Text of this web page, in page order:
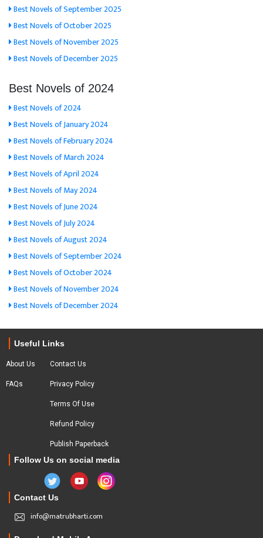
Best Novels of September 2025
Best Novels of October 2025
Best Novels of November 2025
Best Novels of December 2025
Best Novels of 2024
Best Novels of 2024
Best Novels of January 2024
Best Novels of February 2024
Best Novels of March 2024
Best Novels of April 2024
Best Novels of May 2024
Best Novels of June 2024
Best Novels of July 2024
Best Novels of August 2024
Best Novels of September 2024
Best Novels of October 2024
Best Novels of November 2024
Best Novels of December 2024
Useful Links
About Us
FAQs
Contact Us
Privacy Policy
Terms Of Use
Refund Policy
Publish Paperback
Follow Us on social media
Contact Us
info@matrubharti.com